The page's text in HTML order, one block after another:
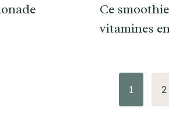
Ce
vitamines
1 2